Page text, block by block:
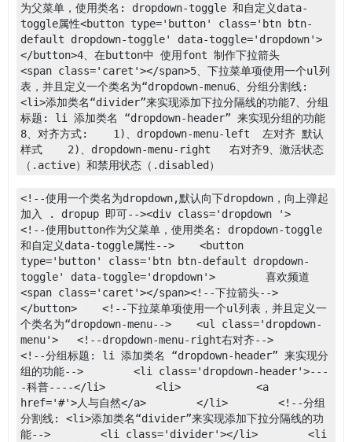
为父菜单，使用类名: dropdown-toggle 和自定义data-
toggle属性<button type='button' class='btn btn-
default dropdown-toggle' data-toggle='dropdown'>
</button>4、在button中 使用font 制作下拉箭头
<span class='caret'></span>5、下拉菜单项使用一个ul列
表，并且定义一个类名为“dropdown-menu6、分组分割线:
<li>添加类名“divider”来实现添加下拉分隔线的功能7、分组
标题: li 添加类名 “dropdown-header” 来实现分组的功能
8、对齐方式:    1)、dropdown-menu-left  左对齐 默认
样式    2)、dropdown-menu-right   右对齐9、激活状态
（.active）和禁用状态（.disabled）
<!--使用一个类名为dropdown,默认向下dropdown，向上弹起
加入 . dropup 即可--><div class='dropdown '>
<!--使用button作为父菜单，使用类名: dropdown-toggle
和自定义data-toggle属性-->    <button
type='button' class='btn btn-default dropdown-
toggle' data-toggle='dropdown'>        喜欢频道
<span class='caret'></span><!--下拉箭头-->
</button>    <!--下拉菜单项使用一个ul列表，并且定义一
个类名为“dropdown-menu-->    <ul class='dropdown-
menu'>   <!--dropdown-menu-right右对齐-->
<!--分组标题: li 添加类名 “dropdown-header” 来实现分
组的功能-->        <li class='dropdown-header'>---
-科普----</li>        <li>            <a
href='#'>人与自然</a>        </li>        <!--分组
分割线: <li>添加类名“divider”来实现添加下拉分隔线的功
能-->        <li class='divider'></li>        <li